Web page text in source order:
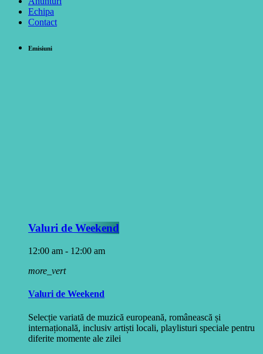
Echipa
Contact
Emisiuni
Valuri de Weekend
12:00 am - 12:00 am
more_vert
Valuri de Weekend
Selecție variată de muzică europeană, românească și
internațională, inclusiv artiști locali, playlisturi speciale pentru
diferite momente ale zilei